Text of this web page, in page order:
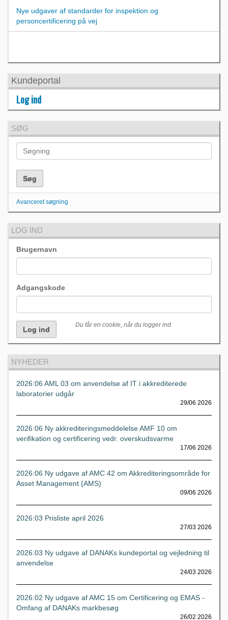
Nye udgaver af standarder for inspektion og
personcertificering på vej
Kundeportal
Log ind
SØG
Avanceret søgning
LOG IND
Brugernavn
Adgangskode
Du får en cookie, når du logger ind
NYHEDER
2026:06 AML 03 om anvendelse af IT i akkrediterede
laboratorier udgår
29/06 2026
2026:06 Ny akkrediteringsmeddelelse AMF 10 om
verifikation og certificering vedr. overskudsvarme
17/06 2026
2026:06 Ny udgave af AMC 42 om Akkrediteringsområde for
Asset Management (AMS)
09/06 2026
2026:03 Prisliste april 2026
27/03 2026
2026:03 Ny udgave af DANAKs kundeportal og vejledning til
anvendelse
24/03 2026
2026:02 Ny udgave af AMC 15 om Certificering og EMAS -
Omfang af DANAKs markbesøg
26/02 2026